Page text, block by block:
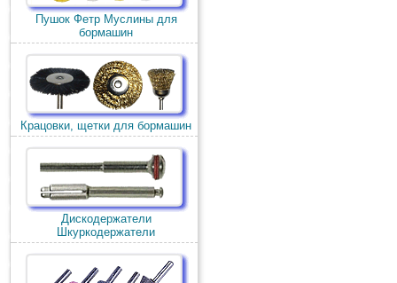
Пушок Фетр Муслины для
бормашин
Крацовки, щетки для бормашин
Дискодержатели
Шкуркодержатели